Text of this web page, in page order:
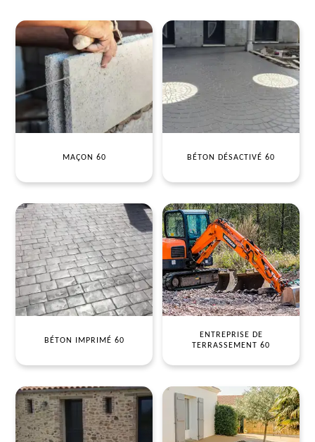
MAÇON 60 BÉTON DÉSACTIVÉ 60
BÉTON IMPRIMÉ 60
ENTREPRISE DE
TERRASSEMENT 60